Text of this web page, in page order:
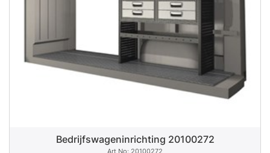
Bedrijfswageninrichting 20100272